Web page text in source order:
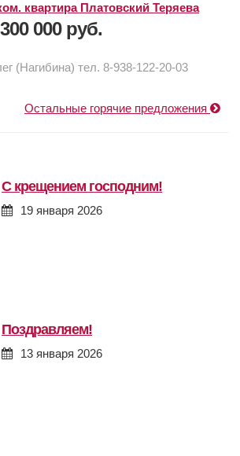
квартира Платовский Теряева
000 руб.
(Нагибина) тел. 8-938-122-20-03
Остальные горячие предложения
с крещением господним!
19 января 2026
поздравляем!
13 января 2026